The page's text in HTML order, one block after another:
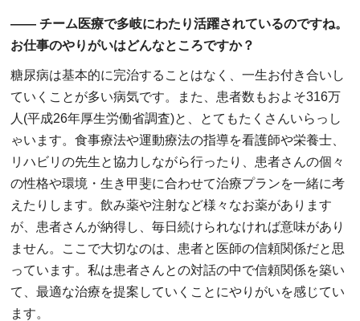
―― チーム医療で多岐にわたり活躍されているのですね。
お仕事のやりがいはどんなところですか？
糖尿病は基本的に完治することはなく、一生お付き合いし
ていくことが多い病気です。また、患者数もおよそ316万
人(平成26年厚生労働省調査)と、とてもたくさんいらっし
ゃいます。食事療法や運動療法の指導を看護師や栄養士、
リハビリの先生と協力しながら行ったり、患者さんの個々
の性格や環境・生き甲斐に合わせて治療プランを一緒に考
えたりします。飲み薬や注射など様々なお薬があります
が、患者さんが納得し、毎日続けられなければ意味があり
ません。ここで大切なのは、患者と医師の信頼関係だと思
っています。私は患者さんとの対話の中で信頼関係を築い
て、最適な治療を提案していくことにやりがいを感じてい
ます。